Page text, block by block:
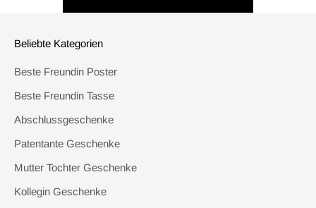
Beliebte Kategorien
Beste Freundin Poster
Beste Freundin Tasse
Abschlussgeschenke
Patentante Geschenke
Mutter Tochter Geschenke
Kollegin Geschenke